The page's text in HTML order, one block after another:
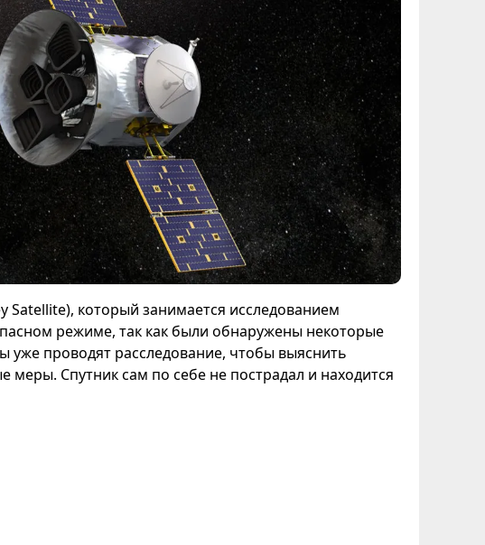
Satellite), который занимается исследованием
режиме, так как были обнаружены некоторые
проводят расследование, чтобы выяснить
Спутник сам по себе не пострадал и находится